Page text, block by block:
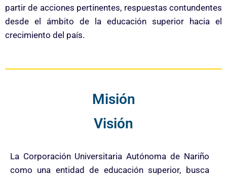
partir de acciones pertinentes, respuestas contundentes
desde el ámbito de la educación superior hacia el
crecimiento del país.
Misión
Visión
La Corporación Universitaria Autónoma de Nariño
como una entidad de educación superior, busca